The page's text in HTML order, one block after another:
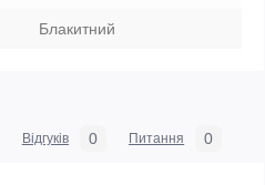
Блакитний
Відгуків 0 Питання 0